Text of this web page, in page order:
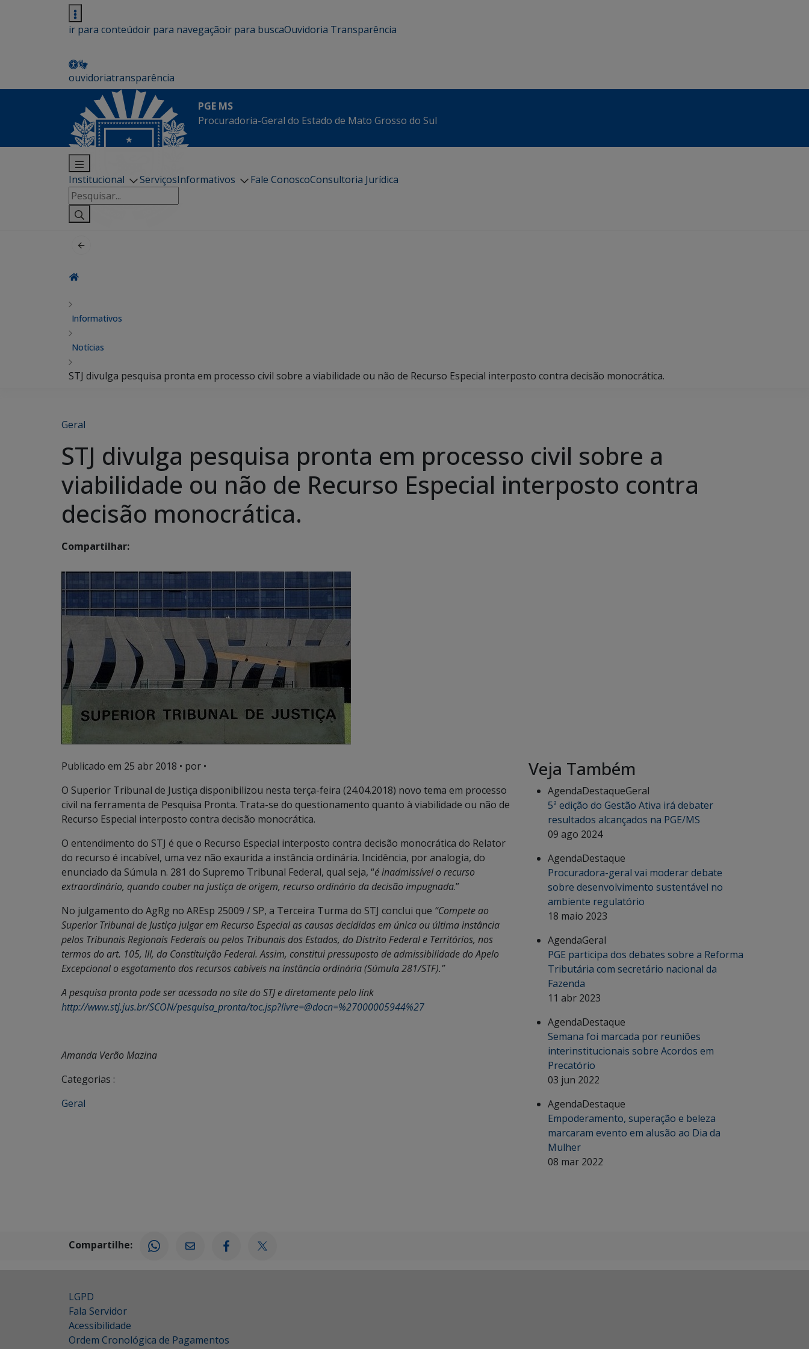
ir para conteúdoir para navegaçãoir para buscaOuvidoria Transparência
ouvidoriatransparência
PGE MS
Procuradoria-Geral do Estado de Mato Grosso do Sul
Institucional ServiçosInformativos Fale ConoscoConsultoria Jurídica
Pesquisar
por:
Informativos
Notícias
STJ divulga pesquisa pronta em processo civil sobre a viabilidade ou não de Recurso Especial interposto contra decisão monocrática.
Geral
STJ divulga pesquisa pronta em processo civil sobre a
viabilidade ou não de Recurso Especial interposto contra
decisão monocrática.
Compartilhar:
Publicado em 25 abr 2018 • por •
O Superior Tribunal de Justiça disponibilizou nesta terça-feira (24.04.2018) novo tema em processo
civil na ferramenta de Pesquisa Pronta. Trata-se do questionamento quanto à viabilidade ou não de
Recurso Especial interposto contra decisão monocrática.
O entendimento do STJ é que o Recurso Especial interposto contra decisão monocrática do Relator
do recurso é incabível, uma vez não exaurida a instância ordinária. Incidência, por analogia, do
enunciado da Súmula n. 281 do Supremo Tribunal Federal, qual seja, “é inadmissível o recurso
extraordinário, quando couber na justiça de origem, recurso ordinário da decisão impugnada.”
No julgamento do AgRg no AREsp 25009 / SP, a Terceira Turma do STJ conclui que “Compete ao
Superior Tribunal de Justiça julgar em Recurso Especial as causas decididas em única ou última instância
pelos Tribunais Regionais Federais ou pelos Tribunais dos Estados, do Distrito Federal e Territórios, nos
termos do art. 105, III, da Constituição Federal. Assim, constitui pressuposto de admissibilidade do Apelo
Excepcional o esgotamento dos recursos cabíveis na instância ordinária (Súmula 281/STF).”
A pesquisa pronta pode ser acessada no site do STJ e diretamente pelo link
http://www.stj.jus.br/SCON/pesquisa_pronta/toc.jsp?livre=@docn=%27000005944%27
Amanda Verão Mazina
Categorias :
Geral
Veja Também
AgendaDestaqueGeral
5ª edição do Gestão Ativa irá debater
resultados alcançados na PGE/MS
09 ago 2024
AgendaDestaque
Procuradora-geral vai moderar debate
sobre desenvolvimento sustentável no
ambiente regulatório
18 maio 2023
AgendaGeral
PGE participa dos debates sobre a Reforma
Tributária com secretário nacional da
Fazenda
11 abr 2023
AgendaDestaque
Semana foi marcada por reuniões
interinstitucionais sobre Acordos em
Precatório
03 jun 2022
AgendaDestaque
Empoderamento, superação e beleza
marcaram evento em alusão ao Dia da
Mulher
08 mar 2022
Compartilhe:
LGPD
Fala Servidor
Acessibilidade
Ordem Cronológica de Pagamentos